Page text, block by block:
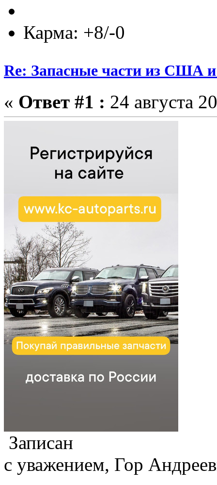
Карма: +8/-0
Re: Запасные части из США
« Ответ #1 : 24 августа
Записан
с уважением, Гор